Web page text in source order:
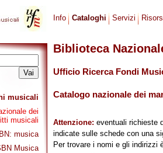
musicali
dei
musicali
musica
Musica
Info Cataloghi Servizi
Biblioteca
Ufficio Ricerca Fondi
Catalogo nazionale dei
Attenzione: eventuali richieste
indicate sulle schede con una
Per trovare i nomi e gli indirizzi